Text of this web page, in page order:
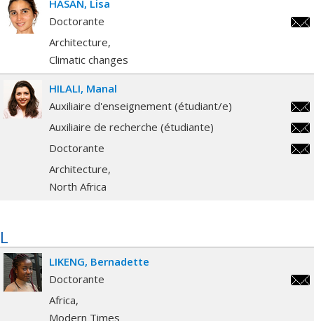
HASAN Lisa
Doctorante
Architecture
Climatic changes
HILALI Manal
Auxiliaire d'enseignement (étudiant/e)
Auxiliaire de recherche (étudiante)
Doctorante
Architecture
North Africa
L
LIKENG Bernadette
Doctorante
Africa
Modern Times